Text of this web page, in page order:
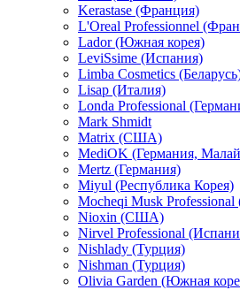
Kerastase (Франция)
L'Oreal Professionnel
Lador (Южная корея)
LeviSsime (Испания)
Limba Cosmetics
Lisap (Италия)
Londa Professional
Mark Shmidt
Matrix (США)
MediOK (Германия,
Mertz (Германия)
Miyul (Республика Корея)
Mocheqi Musk Professional
Nioxin (США)
Nirvel Professional
Nishlady (Турция)
Nishman (Турция)
Olivia Garden (Южная